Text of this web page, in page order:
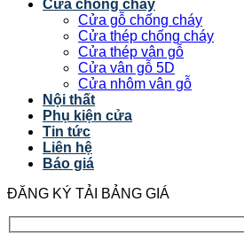
Cửa chống cháy
Cửa gỗ chống cháy
Cửa thép chống cháy
Cửa thép vân gỗ
Cửa vân gỗ 5D
Cửa nhôm vân gỗ
Nội thất
Phụ kiện cửa
Tin tức
Liên hệ
Báo giá
ĐĂNG KÝ TẢI BẢNG GIÁ